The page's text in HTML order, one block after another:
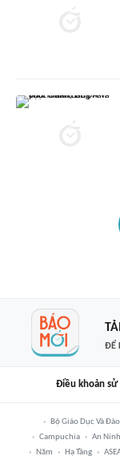
ĐỂ
Điều khoản sử
Bộ Giáo Dục Và
Campuchia
An
Năm
Hạ Tầng